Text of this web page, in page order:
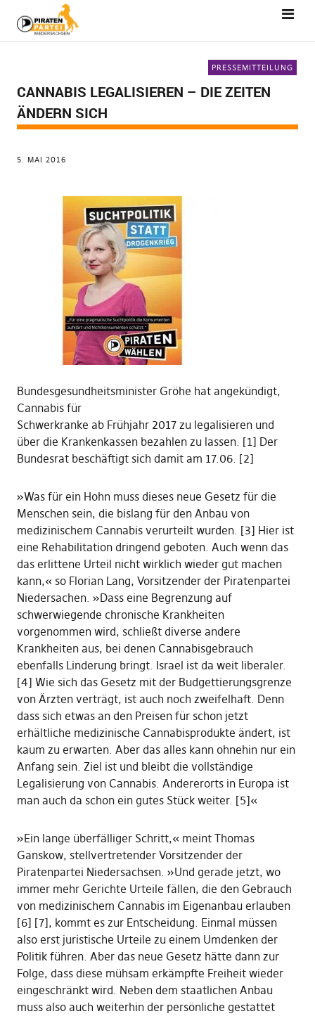
PRESSEMITTEILUNG
CANNABIS LEGALISIEREN – DIE ZEITEN
ÄNDERN SICH
5. MAI 2016
Bundesgesundheitsminister Gröhe hat angekündigt,
Cannabis für
Schwerkranke ab Frühjahr 2017 zu legalisieren und
über die Krankenkassen bezahlen zu lassen. [1] Der
Bundesrat beschäftigt sich damit am 17.06. [2]
»Was für ein Hohn muss dieses neue Gesetz für die
Menschen sein, die bislang für den Anbau von
medizinischem Cannabis verurteilt wurden. [3] Hier ist
eine Rehabilitation dringend geboten. Auch wenn das
das erlittene Urteil nicht wirklich wieder gut machen
kann,« so Florian Lang, Vorsitzender der Piratenpartei
Niedersachen. »Dass eine Begrenzung auf
schwerwiegende chronische Krankheiten
vorgenommen wird, schließt diverse andere
Krankheiten aus, bei denen Cannabisgebrauch
ebenfalls Linderung bringt. Israel ist da weit liberaler.
[4] Wie sich das Gesetz mit der Budgettierungsgrenze
von Ärzten verträgt, ist auch noch zweifelhaft. Denn
dass sich etwas an den Preisen für schon jetzt
erhältliche medizinische Cannabisprodukte ändert, ist
kaum zu erwarten. Aber das alles kann ohnehin nur ein
Anfang sein. Ziel ist und bleibt die vollständige
Legalisierung von Cannabis. Andererorts in Europa ist
man auch da schon ein gutes Stück weiter. [5]«
»Ein lange überfälliger Schritt,« meint Thomas
Ganskow, stellvertretender Vorsitzender der
Piratenpartei Niedersachsen. »Und gerade jetzt, wo
immer mehr Gerichte Urteile fällen, die den Gebrauch
von medizinischem Cannabis im Eigenanbau erlauben
[6] [7], kommt es zur Entscheidung. Einmal müssen
also erst juristische Urteile zu einem Umdenken der
Politik führen. Aber das neue Gesetz hätte dann zur
Folge, dass diese mühsam erkämpfte Freiheit wieder
eingeschränkt wird. Neben dem staatlichen Anbau
muss also auch weiterhin der persönliche gestattet